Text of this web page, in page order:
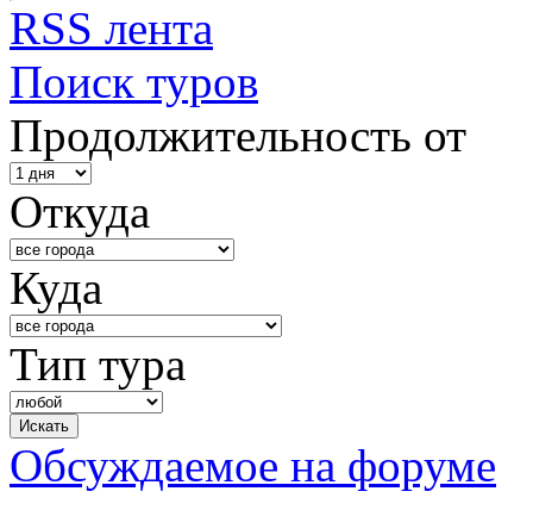
RSS лента
Поиск туров
Продолжительность от
Откуда
Куда
Тип тура
Обсуждаемое на форуме